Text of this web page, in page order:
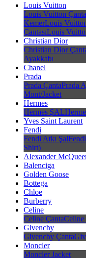
Louis Vuitton
Louis Vuitton Çanta
KemerLouis
ÇantasıLouis
Christian Dior
Christian Dior
Ayakkabı
Chanel
Prada
Prada ÇantaPrada
Mont/Jacket
Hermes
Hermes ŞAL
Yves Saint Laurent
Fendi
Fendi Atkı Şal
Shirt)
Alexander
Balenciga
Golden Goose
Bottega
Chloe
Burberry
Celine
Celine ÇantaCeline
Givenchy
Givenchy Çanta
Moncler
Moncler Jacket